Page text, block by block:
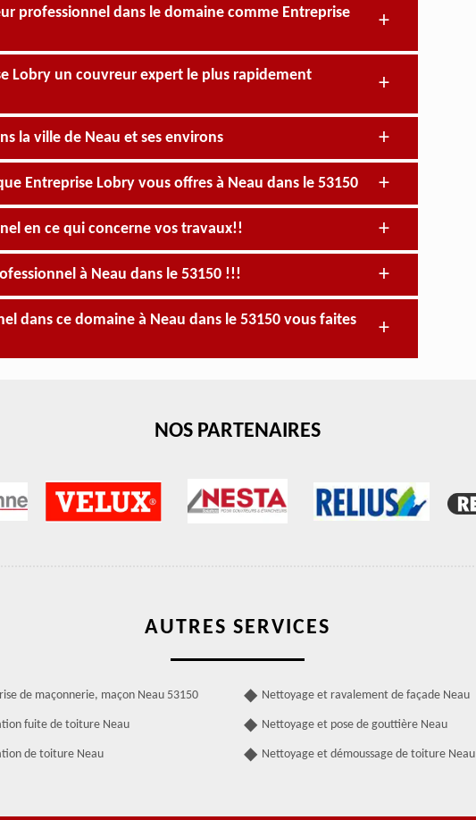
professionnel dans le domaine comme Entreprise
Lobry un couvreur expert le plus rapidement
la ville de Neau et ses environs
Entreprise Lobry vous offres à Neau dans le 53150
en ce qui concerne vos travaux!!
à Neau dans le 53150 !!!
dans ce domaine à Neau dans le 53150 vous faites
NOS PARTENAIRES
AUTRES SERVICES
de maçonnerie, maçon Neau 53150
fuite de toiture Neau
de toiture Neau
Nettoyage et ravalement de façade Neau
Nettoyage et pose de gouttière Neau
Nettoyage et démoussage de toiture Neau